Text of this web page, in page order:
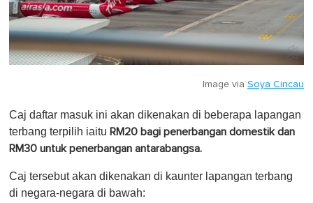
Image via Soya Cincau
Caj daftar masuk ini akan dikenakan di beberapa lapangan
terbang terpilih iaitu RM20 bagi penerbangan domestik dan
RM30 untuk penerbangan antarabangsa.
Caj tersebut akan dikenakan di kaunter lapangan terbang
di negara-negara di bawah: